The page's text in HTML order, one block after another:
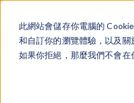
此網站會儲存你電腦的
和自訂你的瀏覽體驗，以及
如果你拒絕，那麼我們不會在